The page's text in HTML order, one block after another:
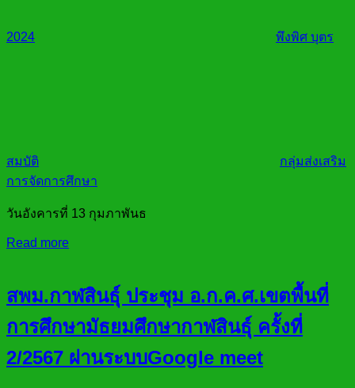
2024 พึงพิศ บุตร
สมบัติ
กลุ่มส่งเสริม
การจัดการศึกษา
วันอังคารที่ 13 กุมภาพันธ
Read more
สพม.กาฬสินธ์ุ ประชุม อ.ก.ค.ศ.เขตพื้นที่
การศึกษามัธยมศึกษากาฬสินธ์ุ ครั้งที่
2/2567 ผ่านระบบGoogle meet